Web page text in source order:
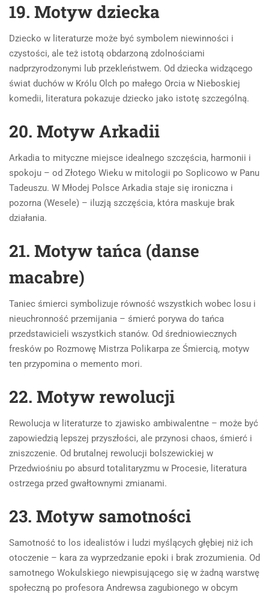
19. Motyw dziecka
Dziecko w literaturze może być symbolem niewinności i
czystości, ale też istotą obdarzoną zdolnościami
nadprzyrodzonymi lub przekleństwem. Od dziecka widzącego
świat duchów w Królu Olch po małego Orcia w Nieboskiej
komedii, literatura pokazuje dziecko jako istotę szczególną.
20. Motyw Arkadii
Arkadia to mityczne miejsce idealnego szczęścia, harmonii i
spokoju – od Złotego Wieku w mitologii po Soplicowo w Panu
Tadeuszu. W Młodej Polsce Arkadia staje się ironiczna i
pozorna (Wesele) – iluzją szczęścia, która maskuje brak
działania.
21. Motyw tańca (danse
macabre)
Taniec śmierci symbolizuje równość wszystkich wobec losu i
nieuchronność przemijania – śmierć porywa do tańca
przedstawicieli wszystkich stanów. Od średniowiecznych
fresków po Rozmowę Mistrza Polikarpa ze Śmiercią, motyw
ten przypomina o memento mori.
22. Motyw rewolucji
Rewolucja w literaturze to zjawisko ambiwalentne – może być
zapowiedzią lepszej przyszłości, ale przynosi chaos, śmierć i
zniszczenie. Od brutalnej rewolucji bolszewickiej w
Przedwiośniu po absurd totalitaryzmu w Procesie, literatura
ostrzega przed gwałtownymi zmianami.
23. Motyw samotności
Samotność to los idealistów i ludzi myślących głębiej niż ich
otoczenie – kara za wyprzedzanie epoki i brak zrozumienia. Od
samotnego Wokulskiego niewpisującego się w żadną warstwę
społeczną po profesora Andrewsa zagubionego w obcym